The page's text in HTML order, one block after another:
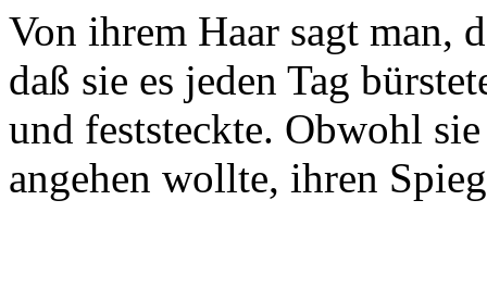
Von ihrem Haar sagt man,
daß sie es jeden Tag
und feststeckte. Obwohl
angehen wollte, ihren